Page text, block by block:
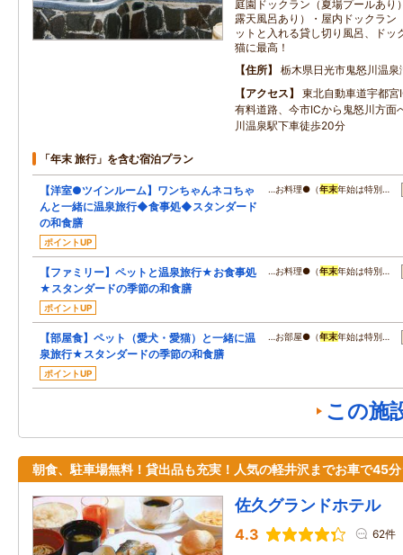
庭園ドックラン（夏場プールあり
露天風呂あり）・屋内ドックラ
ットと入れる貸し切り風呂、ドッ
猫に最高！
住所
栃木県日光市鬼怒川温泉
アクセス
東北自動車道宇都
有料道路、今市ICから鬼怒川方面
川温泉駅下車徒歩20分
「年末 旅行」を含む宿泊プラン
【洋室●ツインルーム】ワンちゃんネコちゃ
んと一緒に温泉旅行◆食事処◆スタンダード
の和食膳
ポイントUP
…お料理●（年末年始は特別…
【ファミリー】ペットと温泉旅行★お食事処
★スタンダードの季節の和食膳
ポイントUP
…お料理●（年末年始は特別…
【部屋食】ペット（愛犬・愛猫）と一緒に温
泉旅行★スタンダードの季節の和食膳
ポイントUP
…お部屋●（年末年始は特別…
この施
朝食、駐車場無料！貸出品も充実！人気の軽井沢までお車で45
佐久グランドホテル
4.3 62件